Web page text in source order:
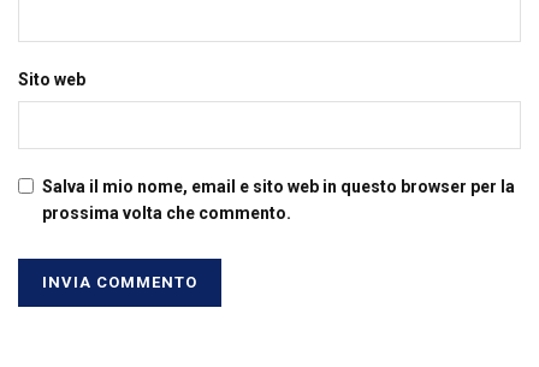
Sito web
Salva il mio nome, email e sito web in questo browser per la
prossima volta che commento.